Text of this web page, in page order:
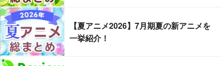
【夏アニメ2026】7月期夏の新アニメを
一挙紹介！